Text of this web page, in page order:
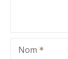
Nom